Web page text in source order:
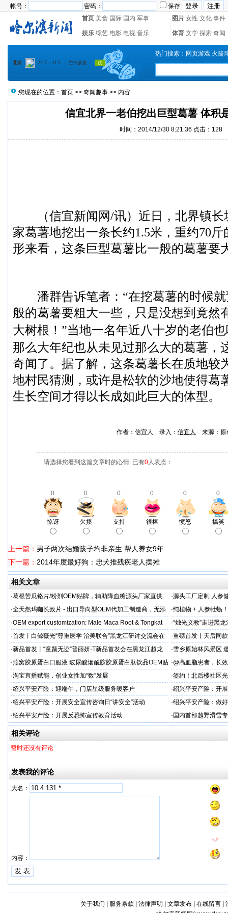
帐号： 密码：
保存
首页 美食 国际 国内 军事 图片 女性 文化 事件
娱乐 综艺 电影 电视 音乐 体育 文学 探索 奇闻
热门搜索： 网页游戏 火箭
您现在的位置： 首页 >> 奇闻趣事 >> 内容
信宜北界一老伯挖出巨型葛薯 体积
时间：2014/12/30 8:21:36 点击： 128
（信宜新闻 网/讯）近日，北界镇
家葛薯地挖出一条长约1.5米，重约70
形来看，这条巨型葛薯比一般的葛薯要
潘群告诉笔者：“在挖葛薯的时候就
般的葛薯要粗大一些，只是没想到竟然
大树根！”当地一名年近八十岁的老伯
那么大年纪也从未见过那么大的葛薯，
奇闻了。 据了解，这条葛薯长在质地较
地村民猜测，或许是松软的沙地使得葛
生长空间才得以长成如此巨大的体型。
作者：信宜人 录入： 信宜人 来源：
请选择您看到这篇文章时的心情: 已有0人表态：
0 0 0 0 0 0
惊讶 欠揍 支持 很棒 愤怒 搞笑
上一篇： 男子两次结婚孩子均非亲生 帮人养女9年
下一篇： 2014年度最好狗：忠犬推残疾老人摆摊
相关文章
·葛根苦瓜铬片/粉剂OEM贴牌，辅助降血糖源头厂家直供 ·源头工厂定制 人参
出口优选
·全天然玛咖长效片 - 出口导向型OEM代加工制造商，无添
加剂
·纯植物 + 人参牡蛎
力保驾护航
·OEM export customization: Male Maca Root & Tongkat ·“烛光义教”走进黑
·首发丨白鲸薇光“尊重医学 治美联合”黑龙江研讨交流会在
超龙医美成功举办！胶原领域创新突破，引领胶原抗
·重磅首发丨天后同
上市！
·新品首发丨“童颜无迹”普丽妍·T新品首发会在黑龙江超龙
成功举办 李远宏教授受邀参会并进行相关学术交流
·雪乡原始林风景区
·燕窝胶原蛋白口服液 玻尿酸烟酰胺胶原蛋白肽饮品OEM贴
牌
·@高血脂患者，长
·淘宝直播赋能，创业女性加“数”发展 ·签约！北后楼社区
·绍兴平安产险：迎端午，门店星级服务暖客户 ·绍兴平安产险：开
治工作
·绍兴平安产险：开展安全宣传咨询日“讲安全”活动 ·绍兴平安产险：做
·绍兴平安产险：开展反恐怖宣传教育活动 · 国内首部越野滑雪
学化训练理论与方法
相关评论
暂时还没有评论
发表我的评论
大名：
内容：
关于我们 服务条款 法律声明 文章发布| 在线留言|